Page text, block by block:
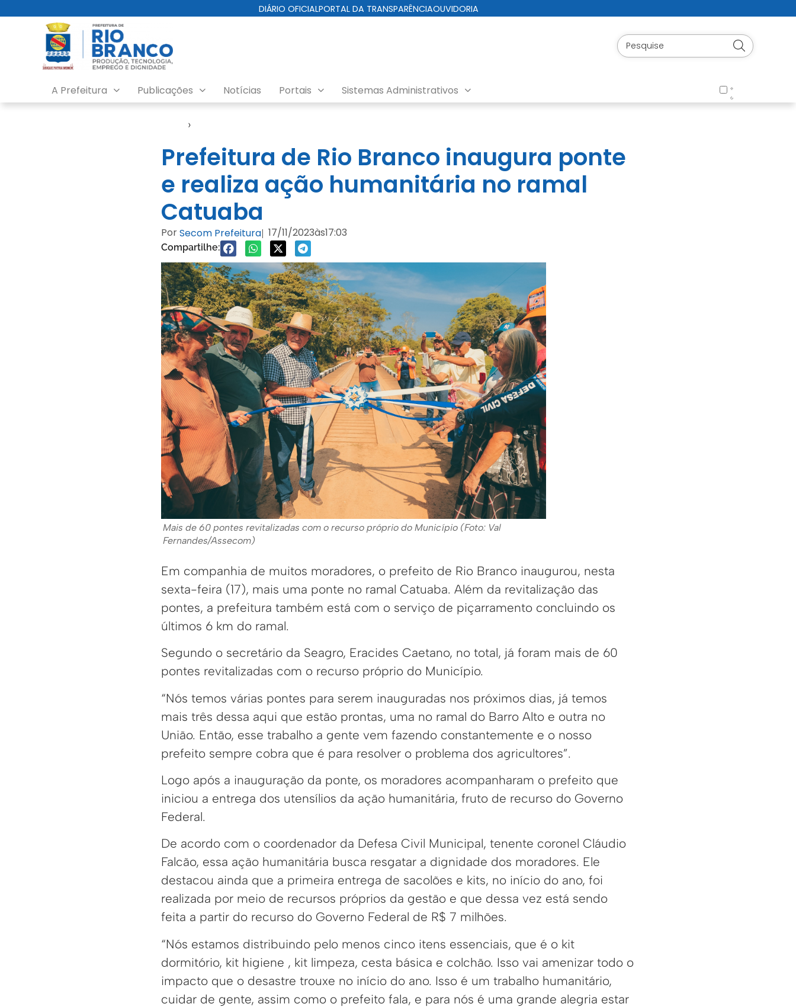
DIÁRIO OFICIALPORTAL DA TRANSPARÊNCIAOUVIDORIA
A Prefeitura Publicações Notícias Portais Sistemas Administrativos
›
Prefeitura de Rio Branco inaugura ponte
e realiza ação humanitária no ramal
Catuaba
PorSecom Prefeitura| 17/11/2023às17:03
Compartilhe:
Mais de 60 pontes revitalizadas com o recurso próprio do Município (Foto: Val
Fernandes/Assecom)
Em companhia de muitos moradores, o prefeito de Rio Branco inaugurou, nesta
sexta-feira (17), mais uma ponte no ramal Catuaba. Além da revitalização das
pontes, a prefeitura também está com o serviço de piçarramento concluindo os
últimos 6 km do ramal.
Segundo o secretário da Seagro, Eracides Caetano, no total, já foram mais de 60
pontes revitalizadas com o recurso próprio do Município.
“Nós temos várias pontes para serem inauguradas nos próximos dias, já temos
mais três dessa aqui que estão prontas, uma no ramal do Barro Alto e outra no
União. Então, esse trabalho a gente vem fazendo constantemente e o nosso
prefeito sempre cobra que é para resolver o problema dos agricultores”.
Logo após a inauguração da ponte, os moradores acompanharam o prefeito que
iniciou a entrega dos utensílios da ação humanitária, fruto de recurso do Governo
Federal.
De acordo com o coordenador da Defesa Civil Municipal, tenente coronel Cláudio
Falcão, essa ação humanitária busca resgatar a dignidade dos moradores. Ele
destacou ainda que a primeira entrega de sacolões e kits, no início do ano, foi
realizada por meio de recursos próprios da gestão e que dessa vez está sendo
feita a partir do recurso do Governo Federal de R$ 7 milhões.
“Nós estamos distribuindo pelo menos cinco itens essenciais, que é o kit
dormitório, kit higiene , kit limpeza, cesta básica e colchão. Isso vai amenizar todo o
impacto que o desastre trouxe no início do ano. Isso é um trabalho humanitário,
cuidar de gente, assim como o prefeito fala, e para nós é uma grande alegria estar